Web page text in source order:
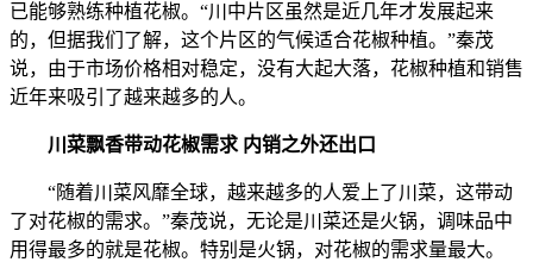
已能够熟练种植花椒。“川中片区虽然是近几年才发展起来
的，但据我们了解，这个片区的气候适合花椒种植。”秦茂
说，由于市场价格相对稳定，没有大起大落，花椒种植和销售
近年来吸引了越来越多的人。
川菜飘香带动花椒需求 内销之外还出口
“随着川菜风靡全球，越来越多的人爱上了川菜，这带动
了对花椒的需求。”秦茂说，无论是川菜还是火锅，调味品中
用得最多的就是花椒。特别是火锅，对花椒的需求量最大。